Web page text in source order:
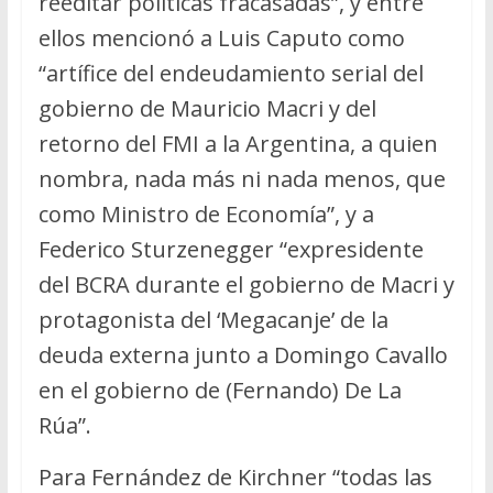
ellos mencionó a Luis Caputo como
“artífice del endeudamiento serial del
gobierno de Mauricio Macri y del
retorno del FMI a la Argentina, a quien
nombra, nada más ni nada menos, que
como Ministro de Economía”, y a
Federico Sturzenegger “expresidente
del BCRA durante el gobierno de Macri y
protagonista del ‘Megacanje’ de la
deuda externa junto a Domingo Cavallo
en el gobierno de (Fernando) De La
Rúa”.
Para Fernández de Kirchner “todas las